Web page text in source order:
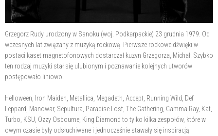
Grzegorz Rudy urodzony w Sanoku (woj. Podkarpackie) 23 grudnia 1979. Od
wczesnych lat związany z muzyką rockową. Pierwsze rockowe dźwięki w
postaci kaset magnetofonowych dostarczał kuzyn Grzegorza, Michał. Szybko
ten rodzaj muzyki stał się ulubionym i poznawanie kolejnych utworów
postępowało liniowo.
Helloween, Iron Maiden, Metallica, Megadeth, Accept, Running Wild, Def
Leppard, Manowar, Sepultura, Paradise Lost, The Gathering, Gamma Ray, Kat,
Turbo, KSU, Ozzy Osbourne, King Diamond to tylko kilka zespołów, które w
owym czasie były odsłuchiwane i jednocześnie stawały się inspiracją